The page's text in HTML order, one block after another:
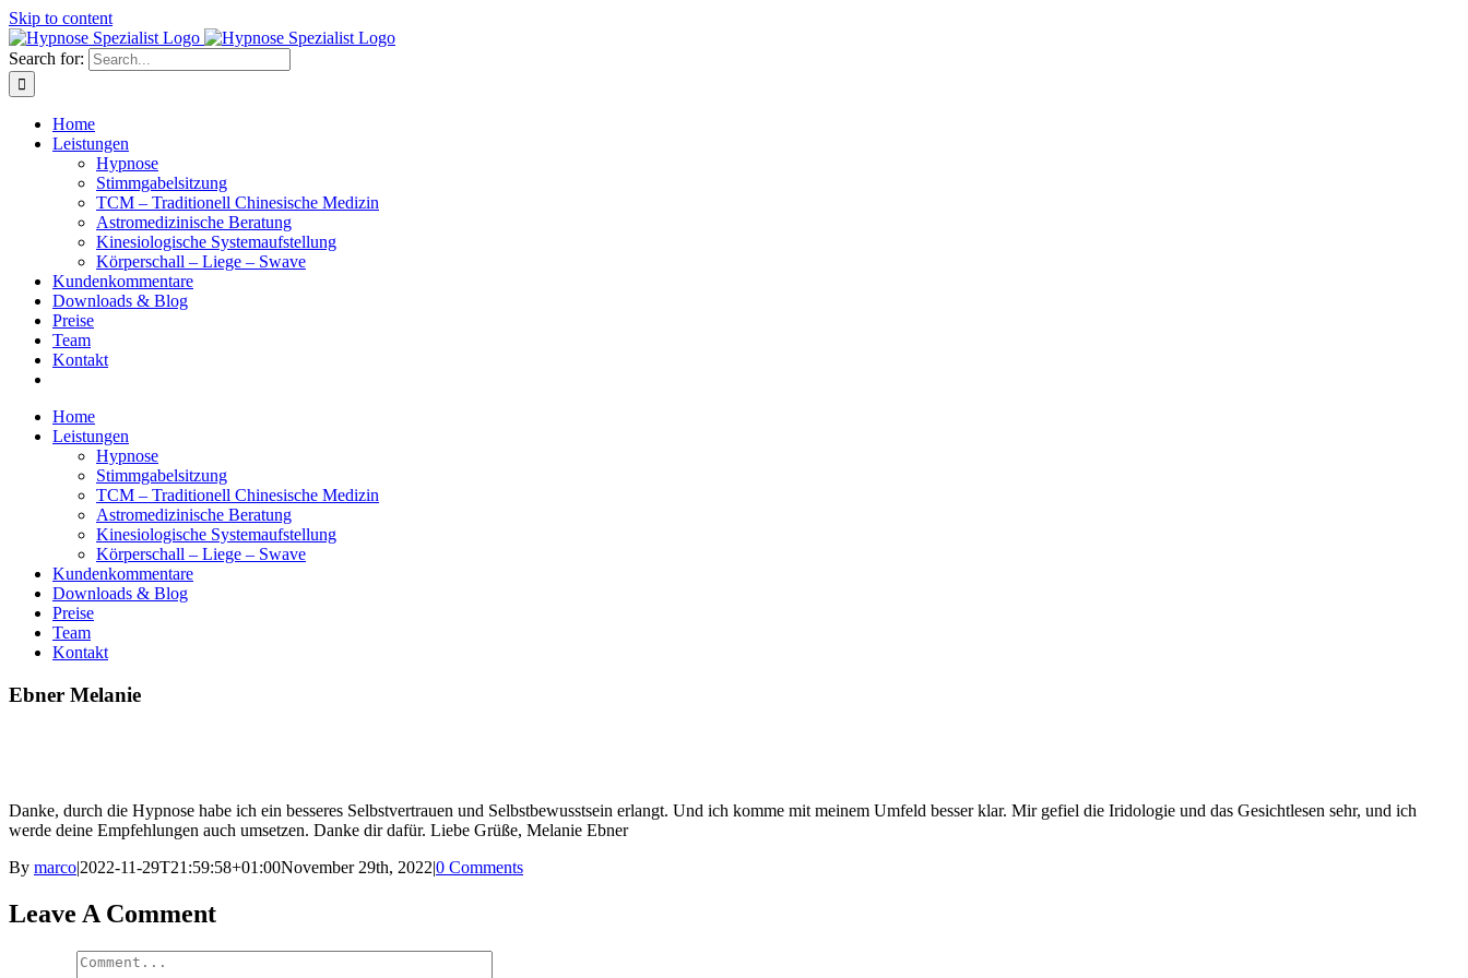
Skip to content
Search for:
Home
Leistungen
Hypnose
Stimmgabelsitzung
TCM – Traditionell Chinesische Medizin
Astromedizinische Beratung
Kinesiologische Systemaufstellung
Körperschall – Liege – Swave
Kundenkommentare
Downloads & Blog
Preise
Team
Kontakt
Home
Leistungen
Hypnose
Stimmgabelsitzung
TCM – Traditionell Chinesische Medizin
Astromedizinische Beratung
Kinesiologische Systemaufstellung
Körperschall – Liege – Swave
Kundenkommentare
Downloads & Blog
Preise
Team
Kontakt
Ebner Melanie
Danke, durch die Hypnose habe ich ein besseres Selbstvertrauen und Selbstbewusstsein erlangt. Und ich komme mit meinem Umfeld besser klar. Mir gefiel die Iridologie und das Gesichtlesen sehr, und ich
werde deine Empfehlungen auch umsetzen. Danke dir dafür. Liebe Grüße, Melanie Ebner
By marco|2022-11-29T21:59:58+01:00November 29th, 2022|0 Comments
Leave A Comment